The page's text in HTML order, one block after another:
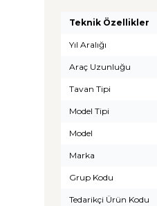
Teknik Özellikler
Yıl Aralığı
Araç Uzunluğu
Tavan Tipi
Model Tipi
Model
Marka
Grup Kodu
Tedarikçi Ürün Kodu